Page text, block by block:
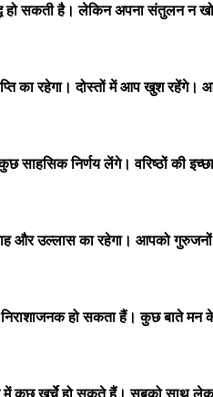
सकती है। लेकिन अपना संतुलन न
का रहेगा। दोस्तों में आप खुश रहेंगे।
साहसिक निर्णय लेंगे। वरिष्ठों की
उल्लास का रहेगा। आपको गुरुजनों
हो सकता हैं। कुछ बाते मन के